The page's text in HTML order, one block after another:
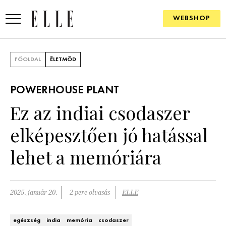
WEBSHOP
SZÉPSÉG
ÉLETMÓD
PÁRKAPCSOLAT
FŐOLDAL ÉLETMÓD
POWERHOUSE PLANT
Ez az indiai csodaszer
elképesztően jó hatással
lehet a memóriára
2025. január 20. 2 perc olvasás ELLE
egészség india memória csodaszer